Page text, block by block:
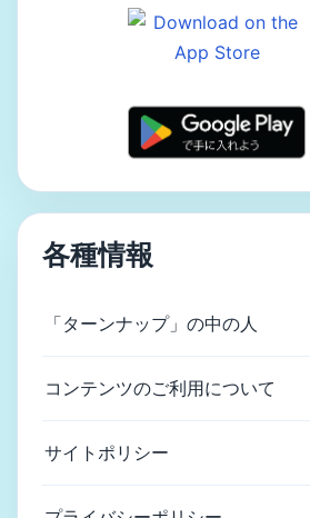
各種情報
「ターンナップ」の中の人
コンテンツのご利用について
サイトポリシー